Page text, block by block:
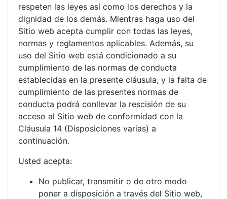
respeten las leyes así como los derechos y la
dignidad de los demás. Mientras haga uso del
Sitio web acepta cumplir con todas las leyes,
normas y reglamentos aplicables. Además, su
uso del Sitio web está condicionado a su
cumplimiento de las normas de conducta
establecidas en la presente cláusula, y la falta de
cumplimiento de las presentes normas de
conducta podrá conllevar la rescisión de su
acceso al Sitio web de conformidad con la
Cláusula 14 (Disposiciones varias) a
continuación.
Usted acepta:
No publicar, transmitir o de otro modo
poner a disposición a través del Sitio web,